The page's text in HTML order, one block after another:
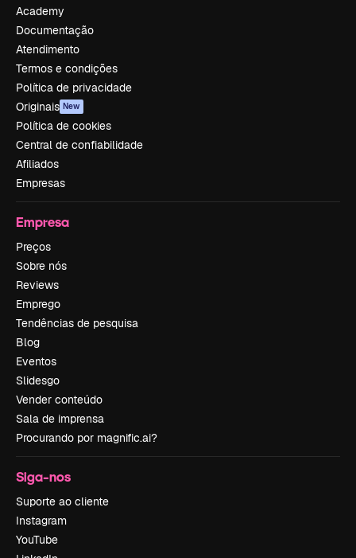
Academy
Documentação
Atendimento
Termos e condições
Política de privacidade
Originais New
Política de cookies
Central de confiabilidade
Afiliados
Empresas
Empresa
Preços
Sobre nós
Reviews
Emprego
Tendências de pesquisa
Blog
Eventos
Slidesgo
Vender conteúdo
Sala de imprensa
Procurando por magnific.ai?
Siga-nos
Suporte ao cliente
Instagram
YouTube